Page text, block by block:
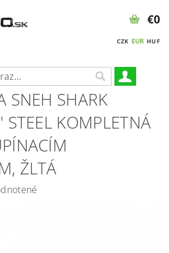
CZK EUR HUF
€0
SNEH SHARK
KOMPLETNÁ
ŽLTÁ